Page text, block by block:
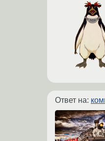
Ответ на: